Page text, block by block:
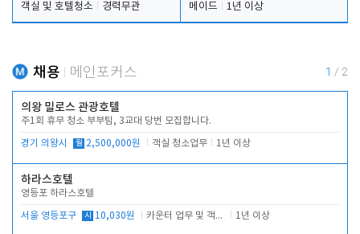
객실 및 호텔청소
경력무관
메이드
1년 이상
채용 메인포커스 1 / 2
의왕 밀로스 관광호텔
주1회 휴무 청소 부부팀, 3교대 당번 모집합니다.
경기 의왕시 월 2,500,000원 객실 청소업무 1년 이상
하라스호텔
영등포 하라스호텔
서울 영등포구 시 10,030원 카운터 업무 및 객실관리(청소상태 확인, 객실판매) 1년 이상